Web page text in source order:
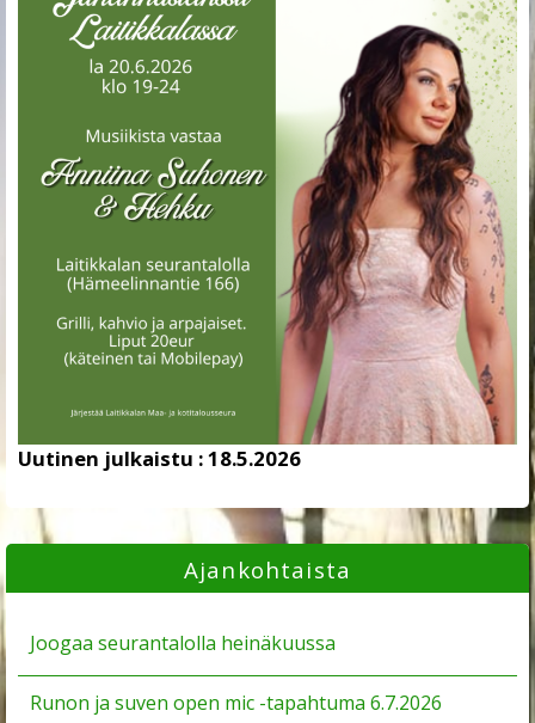
Uutinen julkaistu :18.5.2026
Ajankohtaista
Joogaa seurantalolla heinäkuussa
Runon ja suven open mic -tapahtuma 6.7.2026